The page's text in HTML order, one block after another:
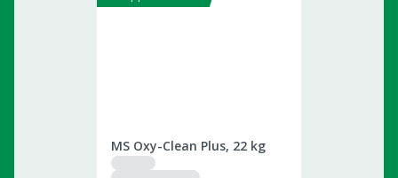
MS Oxy-Clean Plus, 22 kg